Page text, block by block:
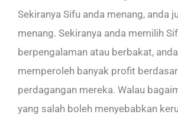
Sekiranya Sifu anda menang, anda
menang. Sekiranya anda memilih
berpengalaman atau berbakat,
memperoleh banyak profit
perdagangan mereka. Walau
yang salah boleh menyebabkan